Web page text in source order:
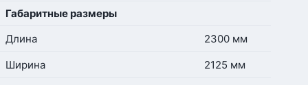
Габаритные размеры
Длина
2300 мм
Ширина
2125 мм